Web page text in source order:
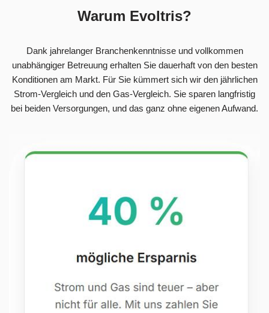
Warum Evoltris?
Dank jahrelanger Branchenkenntnisse und vollkommen
unabhängiger Betreuung erhalten Sie dauerhaft von den besten
Konditionen am Markt. Für Sie kümmert sich wir den jährlichen
Strom-Vergleich und den Gas-Vergleich. Sie sparen langfristig
bei beiden Versorgungen, und das ganz ohne eigenen Aufwand.